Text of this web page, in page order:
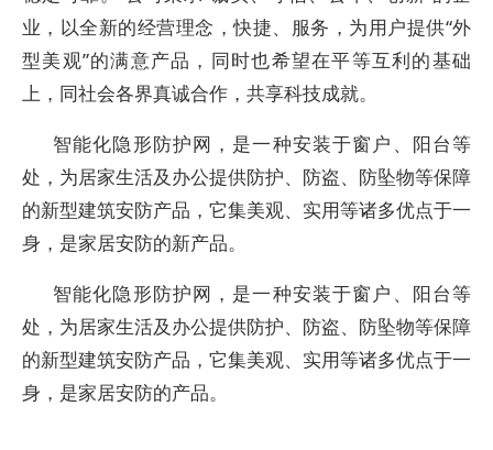
业，以全新的经营理念，快捷、服务，为用户提供“外
型美观”的满意产品，同时也希望在平等互利的基础
上，同社会各界真诚合作，共享科技成就。
智能化隐形防护网，是一种安装于窗户、阳台等
处，为居家生活及办公提供防护、防盗、防坠物等保障
的新型建筑安防产品，它集美观、实用等诸多优点于一
身，是家居安防的新产品。
智能化隐形防护网，是一种安装于窗户、阳台等
处，为居家生活及办公提供防护、防盗、防坠物等保障
的新型建筑安防产品，它集美观、实用等诸多优点于一
身，是家居安防的产品。